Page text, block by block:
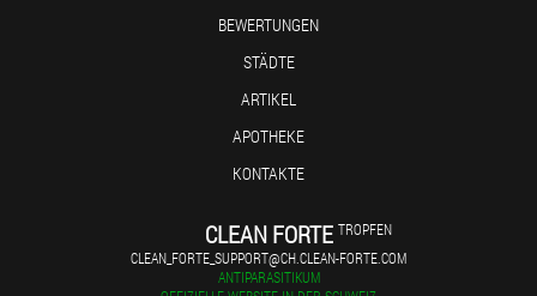
BEWERTUNGEN
STÄDTE
ARTIKEL
APOTHEKE
KONTAKTE
CLEAN FORTE TROPFEN
CLEAN_FORTE_SUPPORT@CH.CLEAN-FORTE.COM
ANTIPARASITIKUM